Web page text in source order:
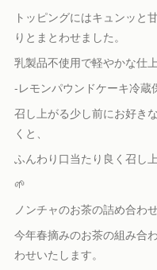
トッピングにはキュンッと
りとまとわせました。
乳製品不使用で軽やかな仕
-レモンパウンドケーキ冷蔵
召し上がる少し前にお好き
くと、
ふんわり口当たり良く召し
🌱
ノンチャのお茶の詰め合わ
今年春摘みのお茶の組み合
わせいたします。